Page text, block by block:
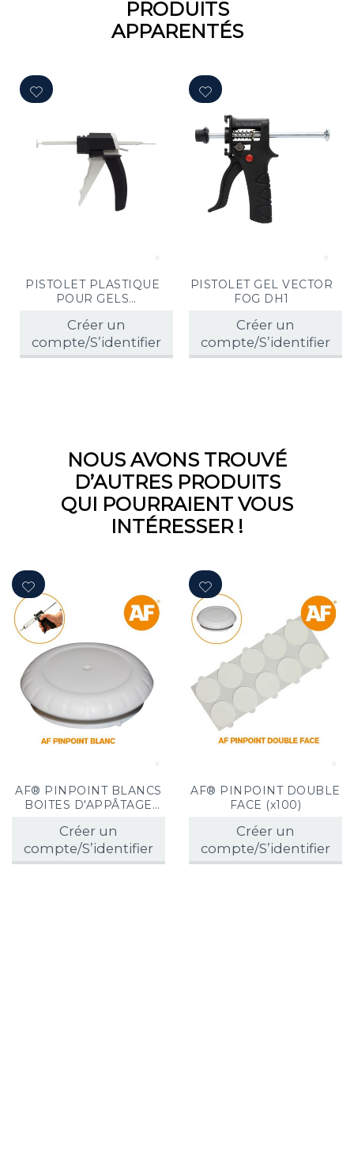
PRODUITS
APPARENTÉS
PISTOLET PLASTIQUE
POUR GELS
Créer un
compte/S’identifier
PISTOLET GEL VECTOR
FOG DH1
Créer un
compte/S’identifier
NOUS AVONS TROUVÉ
D’AUTRES PRODUITS
QUI POURRAIENT VOUS
INTÉRESSER !
AF® PINPOINT BLANCS
BOITES D'APPÂTAGE
Créer un
compte/S’identifier
AF® PINPOINT DOUBLE
FACE (x100)
Créer un
compte/S’identifier